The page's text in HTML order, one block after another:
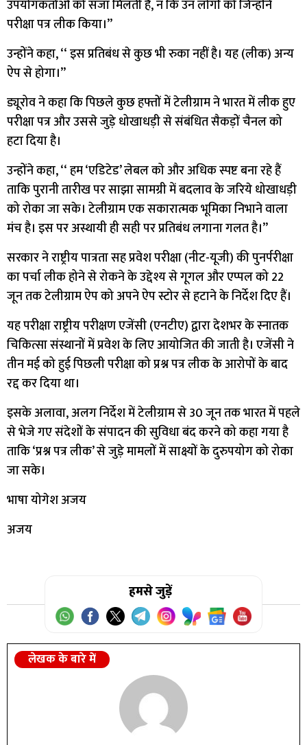
उपयोगकर्ताओं को सजा मिलती है, न कि उन लोगों को जिन्होंने
परीक्षा पत्र लीक किया।’’
उन्होंने कहा, ‘‘ इस प्रतिबंध से कुछ भी रुका नहीं है। यह (लीक) अन्य
ऐप से होगा।’’
ड्यूरोव ने कहा कि पिछले कुछ हफ्तों में टेलीग्राम ने भारत में लीक हुए
परीक्षा पत्र और उससे जुड़े धोखाधड़ी से संबंधित सैकड़ों चैनल को
हटा दिया है।
उन्होंने कहा, ‘‘ हम ‘एडिटेड’ लेबल को और अधिक स्पष्ट बना रहे हैं
ताकि पुरानी तारीख पर साझा सामग्री में बदलाव के जरिये धोखाधड़ी
को रोका जा सके। टेलीग्राम एक सकारात्मक भूमिका निभाने वाला
मंच है। इस पर अस्थायी ही सही पर प्रतिबंध लगाना गलत है।’’
सरकार ने राष्ट्रीय पात्रता सह प्रवेश परीक्षा (नीट-यूजी) की पुनर्परीक्षा
का पर्चा लीक होने से रोकने के उद्देश्य से गूगल और एप्पल को 22
जून तक टेलीग्राम ऐप को अपने ऐप स्टोर से हटाने के निर्देश दिए हैं।
यह परीक्षा राष्ट्रीय परीक्षण एजेंसी (एनटीए) द्वारा देशभर के स्नातक
चिकित्सा संस्थानों में प्रवेश के लिए आयोजित की जाती है। एजेंसी ने
तीन मई को हुई पिछली परीक्षा को प्रश्न पत्र लीक के आरोपों के बाद
रद्द कर दिया था।
इसके अलावा, अलग निर्देश में टेलीग्राम से 30 जून तक भारत में पहले
से भेजे गए संदेशों के संपादन की सुविधा बंद करने को कहा गया है
ताकि ‘प्रश्न पत्र लीक’ से जुड़े मामलों में साक्ष्यों के दुरुपयोग को रोका
जा सके।
भाषा योगेश अजय
अजय
हमसे जुड़ें
लेखक के बारे में